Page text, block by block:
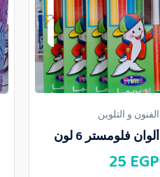
الفنون و التلوين
ألوان فلومستر 6 لون
25 EGP